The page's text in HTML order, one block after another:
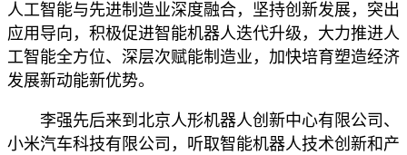
人工智能与先进制造业深度融合，坚持创新发展，突出
应用导向，积极促进智能机器人迭代升级，大力推进人
工智能全方位、深层次赋能制造业，加快培育塑造经济
发展新动能新优势。
李强先后来到北京人形机器人创新中心有限公司、
小米汽车科技有限公司，听取智能机器人技术创新和产